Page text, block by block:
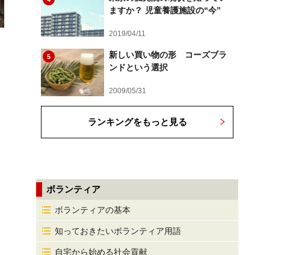
ますか？ 児童養護施設の“今”
2019/04/11
5
新しい買い物の形 コーズブラ
ンドという選択
2009/05/31
ランキングをもっと見る
ボランティア
ボランティアの基本
知っておきたいボランティア用語
自宅から始める社会貢献